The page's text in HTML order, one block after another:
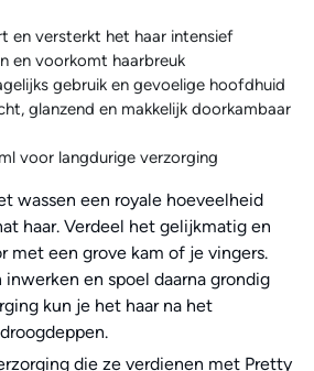
en versterkt het haar intensief
en voorkomt haarbreuk
gebruik en gevoelige hoofdhuid
glanzend en makkelijk doorkambaar
voor langdurige verzorging
wassen een royale hoeveelheid
haar. Verdeel het gelijkmatig en
met een grove kam of je vingers.
en spoel daarna grondig
kun je het haar na het
die ze verdienen met Pretty